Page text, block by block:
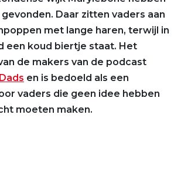
Daar zitten vaders aan
met lange haren, terwijl in
een koud biertje staat. Het
de makers van de podcast
en is bedoeld als een
vaders die geen idee hebben
moeten maken.